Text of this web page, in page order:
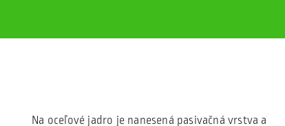
Na oceľové jadro je nanesená pasivačná vrstva a